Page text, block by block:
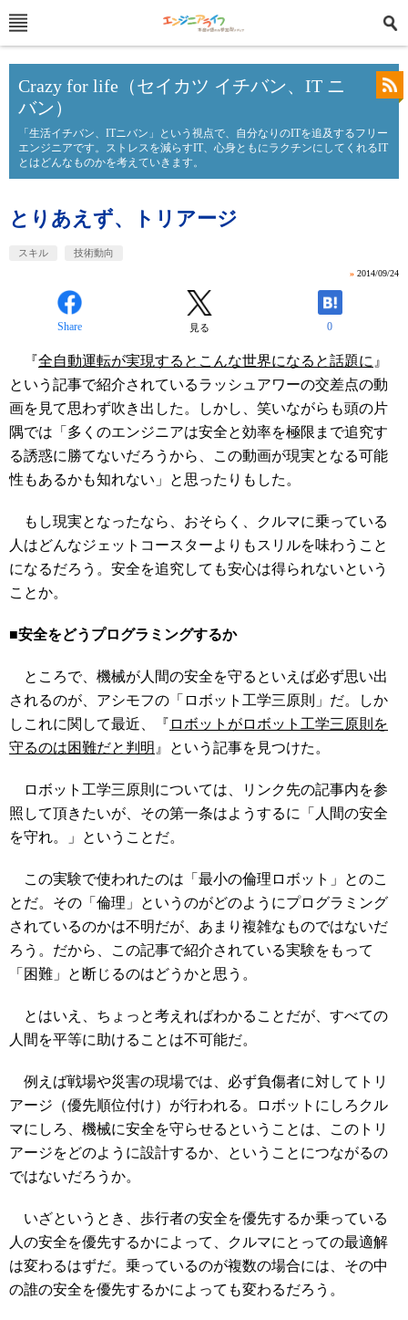
Crazy for life（セイカツ イチバン、IT ニ
バン）
「生活イチバン、ITニバン」という視点で、自分なりのITを追及するフリー
エンジニアです。ストレスを減らすIT、心身ともにラクチンにしてくれるIT
とはどんなものかを考えていきます。
とりあえず、トリアージ
スキル 技術動向
» 2014/09/24
Share 見る 0
『全自動運転が実現するとこんな世界になると話題に 』
という記事で紹介されているラッシュアワーの交差点の動
画を見て思わず吹き出した。しかし、笑いながらも頭の片
隅では「多くのエンジニアは安全と効率を極限まで追究す
る誘惑に勝てないだろうから、この動画が現実となる可能
性もあるかも知れない」と思ったりもした。
もし現実となったなら、おそらく、クルマに乗っている
人はどんなジェットコースターよりもスリルを味わうこと
になるだろう。安全を追究しても安心は得られないという
ことか。
■安全をどうプログラミングするか
ところで、機械が人間の安全を守るといえば必ず思い出
されるのが、アシモフの「ロボット工学三原則」だ。しか
しこれに関して最近、『 ロボットがロボット工学三原則を
守るのは困難だと判明 』という記事を見つけた。
ロボット工学三原則については、リンク先の記事内を参
照して頂きたいが、その第一条はようするに「人間の安全
を守れ。」ということだ。
この実験で使われたのは「最小の倫理ロボット」とのこ
とだ。その「倫理」というのがどのようにプログラミング
されているのかは不明だが、あまり複雑なものではないだ
ろう。だから、この記事で紹介されている実験をもって
「困難」と断じるのはどうかと思う。
とはいえ、ちょっと考えればわかることだが、すべての
人間を平等に助けることは不可能だ。
例えば戦場や災害の現場では、必ず負傷者に対してトリ
アージ（優先順位付け）が行われる。ロボットにしろクル
マにしろ、機械に安全を守らせるということは、このトリ
アージをどのように設計するか、ということにつながるの
ではないだろうか。
いざというとき、歩行者の安全を優先するか乗っている
人の安全を優先するかによって、クルマにとっての最適解
は変わるはずだ。乗っているのが複数の場合には、その中
の誰の安全を優先するかによっても変わるだろう。